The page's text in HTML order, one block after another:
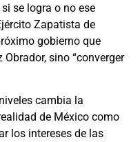
se logra o no ese
Zapatista de
gobierno que
sino “converger
cambia la
de México como
los intereses de las